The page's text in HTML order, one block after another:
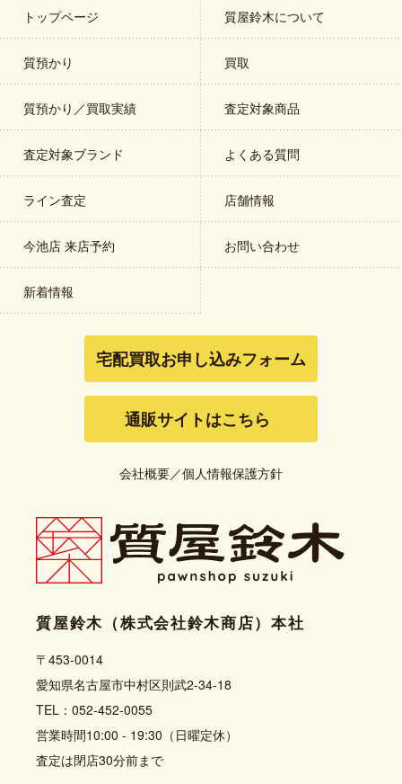
トップページ 質屋鈴木について
質預かり 買取
質預かり／買取実績 査定対象商品
査定対象ブランド よくある質問
ライン査定 店舗情報
今池店 来店予約 お問い合わせ
新着情報
宅配買取お申し込みフォーム
通販サイトはこちら
会社概要／個人情報保護方針
質屋鈴木（株式会社鈴木商店）本社
〒453-0014
愛知県名古屋市中村区則武2-34-18
TEL：052-452-0055
営業時間10:00 - 19:30（日曜定休）
査定は閉店30分前まで